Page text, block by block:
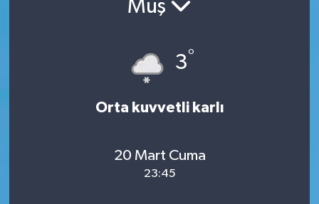
Muş
3°
Orta kuvvetli karlı
20 Mart Cuma
23:45